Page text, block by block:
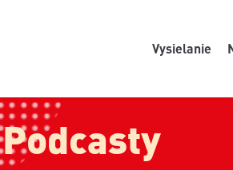
Vysielanie
Podcasty